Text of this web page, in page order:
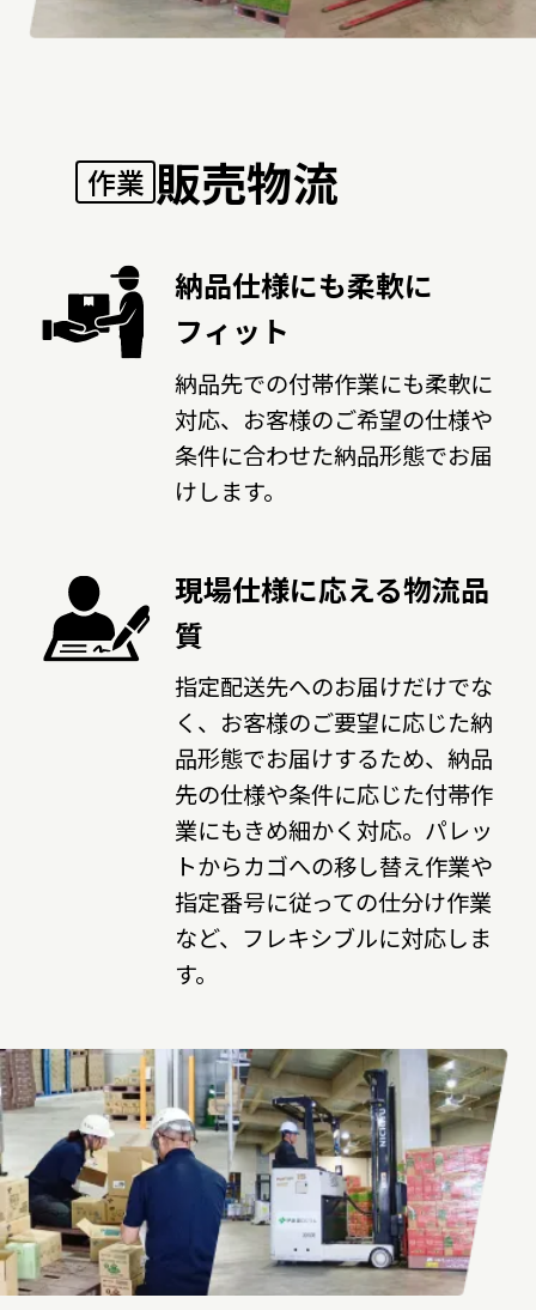
作業 販売物流
納品仕様にも柔軟に
フィット
納品先での付帯作業にも柔軟に
対応、お客様のご希望の仕様や
条件に合わせた納品形態でお届
けします。
現場仕様に応える物流品
質
指定配送先へのお届けだけでな
く、お客様のご要望に応じた納
品形態でお届けするため、納品
先の仕様や条件に応じた付帯作
業にもきめ細かく対応。パレッ
トからカゴへの移し替え作業や
指定番号に従っての仕分け作業
など、フレキシブルに対応しま
す。